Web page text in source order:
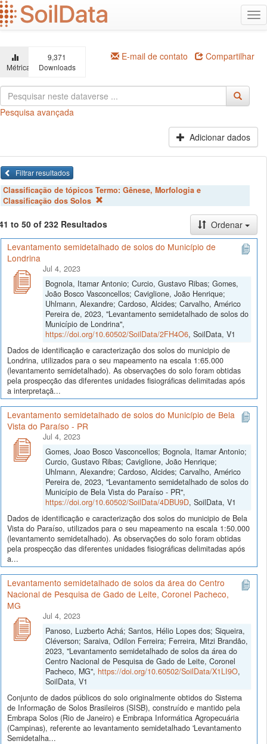
Ir
para
o
principal
Métricas
9,371
Downloads
E-mail de contato Compartilhar
Pesquisa avançada
Adicionar dados
Filtrar resultados
Classificação de tópicos Termo: Gênese, Morfologia e
Classificação dos Solos
to 50 of 232 Resultados
Ordenar
Levantamento semidetalhado de solos do Município de
Londrina
Jul 4, 2023
Bognola, Itamar Antonio; Curcio, Gustavo Ribas; Gomes,
João Bosco Vasconcellos; Caviglione, João Henrique;
Uhlmann, Alexandre; Cardoso, Alcides; Carvalho, Américo
Pereira de, 2023, "Levantamento semidetalhado de solos do
Município de Londrina",
https://doi.org/10.60502/SoilData/2FH4O6, SoilData, V1
Dados de identificação e caracterização dos solos do municipio de
Londrina, utilizados para o seu mapeamento na escala 1:65.000
(levantamento semidetalhado). As observações do solo foram obtidas
pela prospecção das diferentes unidades fisiográficas delimitadas após
a interpretaçã...
Levantamento semidetalhado de solos do Município de Bela
Vista do Paraíso - PR
Jul 4, 2023
Gomes, Joao Bosco Vasconcellos; Bognola, Itamar Antonio;
Curcio, Gustavo Ribas; Caviglione, João Henrique;
Uhlmann, Alexandre; Cardoso, Alcides; Carvalho, Américo
Pereira de, 2023, "Levantamento semidetalhado de solos do
Município de Bela Vista do Paraíso - PR",
https://doi.org/10.60502/SoilData/4DBU9D, SoilData, V1
Dados de identificação e caracterização dos solos do municipio de Bela
Vista do Paraíso, utilizados para o seu mapeamento na escala 1:50.000
(levantamento semidetalhado). As observações do solo foram obtidas
pela prospecção das diferentes unidades fisiográficas delimitadas após
a...
Levantamento semidetalhado de solos da área do Centro
Nacional de Pesquisa de Gado de Leite, Coronel Pacheco,
MG
Jul 4, 2023
Panoso, Luzberto Achá; Santos, Hélio Lopes dos; Siqueira,
Cléverson; Saraiva, Odilon Ferreira; Ferreira, Mitzi Brandão,
2023, "Levantamento semidetalhado de solos da área do
Centro Nacional de Pesquisa de Gado de Leite, Coronel
Pacheco, MG", https://doi.org/10.60502/SoilData/X1LI9O,
SoilData, V1
Conjunto de dados públicos do solo originalmente obtidos do Sistema
de Informação de Solos Brasileiros (SISB), construído e mantido pela
Embrapa Solos (Rio de Janeiro) e Embrapa Informática Agropecuária
(Campinas), referente ao levantamento semidetalhado 'Levantamento
Semidetalha...